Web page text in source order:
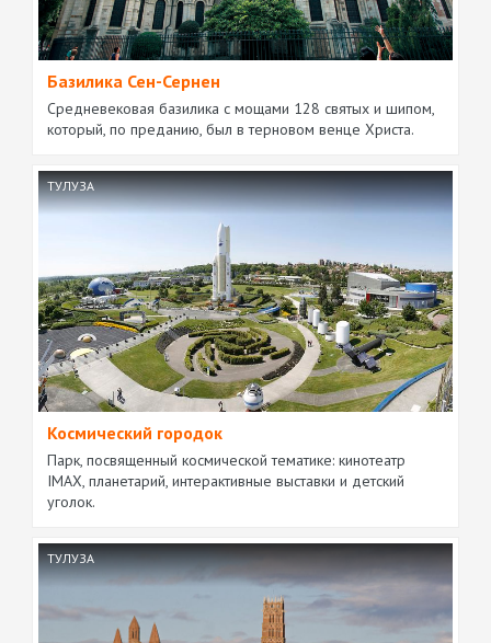
Базилика Сен-Сернен
Средневековая базилика с мощами 128 святых и шипом,
который, по преданию, был в терновом венце Христа.
ТУЛУЗА
Космический городок
Парк, посвященный космической тематике: кинотеатр
IMAX, планетарий, интерактивные выставки и детский
уголок.
ТУЛУЗА